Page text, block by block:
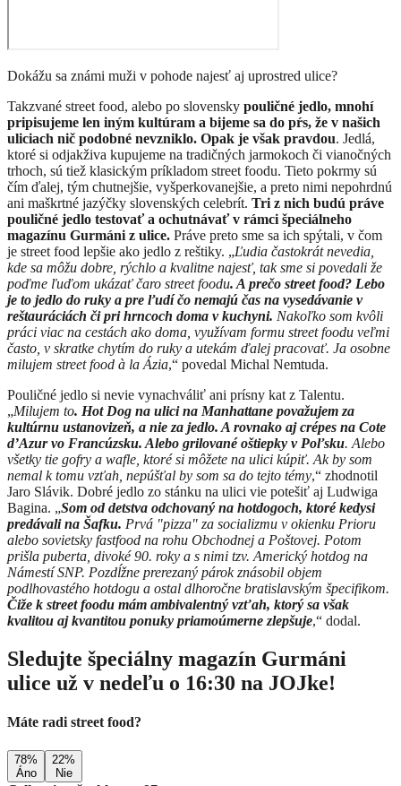
Dokážu sa známi muži v pohode najesť aj uprostred ulice?
Takzvané street food, alebo po slovensky pouličné jedlo, mnohí
pripisujeme len iným kultúram a bijeme sa do pŕs, že v našich
uliciach nič podobné nevzniklo. Opak je však pravdou. Jedlá,
ktoré si odjakživa kupujeme na tradičných jarmokoch či vianočných
trhoch, sú tiež klasickým príkladom street foodu. Tieto pokrmy sú
čím ďalej, tým chutnejšie, vyšperkovanejšie, a preto nimi nepohrdnú
ani maškrtné jazýčky slovenských celebrít. Tri z nich budú práve
pouličné jedlo testovať a ochutnávať v rámci špeciálneho
magazínu Gurmáni z ulice. Práve preto sme sa ich spýtali, v čom
je street food lepšie ako jedlo z reštiky. „Ľudia častokrát nevedia,
kde sa môžu dobre, rýchlo a kvalitne najesť, tak sme si povedali že
poďme ľuďom ukázať čaro street foodu. A prečo street food? Lebo
je to jedlo do ruky a pre ľudí čo nemajú čas na vysedávanie v
reštauráciách či pri hrncoch doma v kuchyni. Nakoľko som kvôli
práci viac na cestách ako doma, využívam formu street foodu veľmi
často, v skratke chytím do ruky a utekám ďalej pracovať. Ja osobne
milujem street food à la Ázia,“ povedal Michal Nemtuda.
Pouličné jedlo si nevie vynachváliť ani prísny kat z Talentu.
„Milujem to. Hot Dog na ulici na Manhattane považujem za
kultúrnu ustanovizeň, a nie za jedlo. A rovnako aj crépes na Cote
d’Azur vo Francúzsku. Alebo grilované oštiepky v Poľsku. Alebo
všetky tie gofry a wafle, ktoré si môžete na ulici kúpiť. Ak by som
nemal k tomu vzťah, nepúšťal by som sa do tejto témy,“ zhodnotil
Jaro Slávik. Dobré jedlo zo stánku na ulici vie potešiť aj Ludwiga
Bagina. „Som od detstva odchovaný na hotdogoch, ktoré kedysi
predávali na Šafku. Prvá "pizza" za socializmu v okienku Prioru
alebo sovietsky fastfood na rohu Obchodnej a Poštovej. Potom
prišla puberta, divoké 90. roky a s nimi tzv. Americký hotdog na
Námestí SNP. Pozdĺžne prerezaný párok znásobil objem
podlhovastého hotdogu a ostal dlhoročne bratislavským špecifikom.
Čiže k street foodu mám ambivalentný vzťah, ktorý sa však
kvalitou aj kvantitou ponuky priamoúmerne zlepšuje,“ dodal.
Sledujte špeciálny magazín Gurmáni
ulice už v nedeľu o 16:30 na JOJke!
Máte radi street food?
78%
Áno
22%
Nie